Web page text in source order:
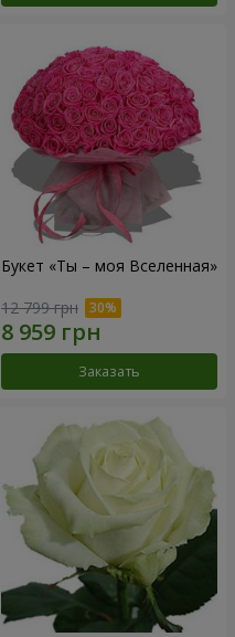
Букет «Ты – моя Вселенная»
12 799 грн
Заказать